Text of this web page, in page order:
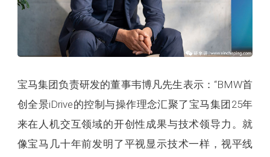
宝马集团负责研发的董事韦博凡先生表示：“BMW首
创全景iDrive的控制与操作理念汇聚了宝马集团25年
来在人机交互领域的开创性成果与技术领导力。就
像宝马几十年前发明了平视显示技术一样，视平线